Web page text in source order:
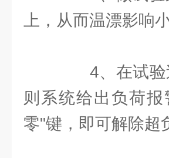
上，从而温漂影响小
4、在试验
则系统给出负荷
零"键，即可解除超